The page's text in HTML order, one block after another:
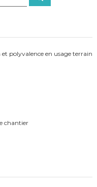
polyvalence en usage terrain
chantier